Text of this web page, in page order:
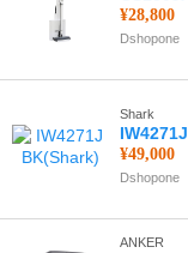
¥28,800
Dshopone
Shark
¥49,000
Dshopone
ANKER